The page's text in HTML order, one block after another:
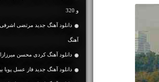
و 320
دانلود آهنگ جديد مرتضی
آهنگ
دانلود آهنگ کردی محسن
دانلود آهنگ جديد فاز عسل پویا